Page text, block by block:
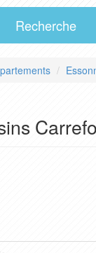
Recherche